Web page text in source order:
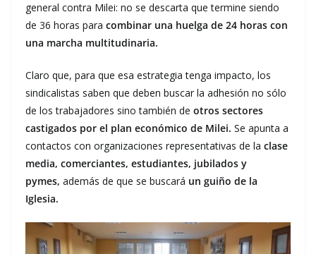
general contra Milei: no se descarta que termine siendo
de 36 horas para combinar una huelga de 24 horas con
una marcha multitudinaria.
Claro que, para que esa estrategia tenga impacto, los
sindicalistas saben que deben buscar la adhesión no sólo
de los trabajadores sino también de otros sectores
castigados por el plan económico de Milei. Se apunta a
contactos con organizaciones representativas de la clase
media, comerciantes, estudiantes, jubilados y
pymes, además de que se buscará un guiño de la
Iglesia.